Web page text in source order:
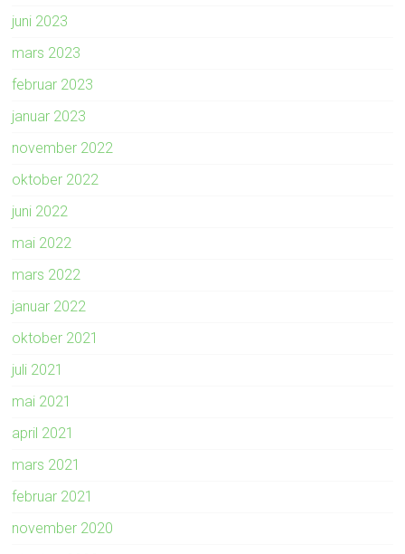
juni 2023
mars 2023
februar 2023
januar 2023
november 2022
oktober 2022
juni 2022
mai 2022
mars 2022
januar 2022
oktober 2021
juli 2021
mai 2021
april 2021
mars 2021
februar 2021
november 2020